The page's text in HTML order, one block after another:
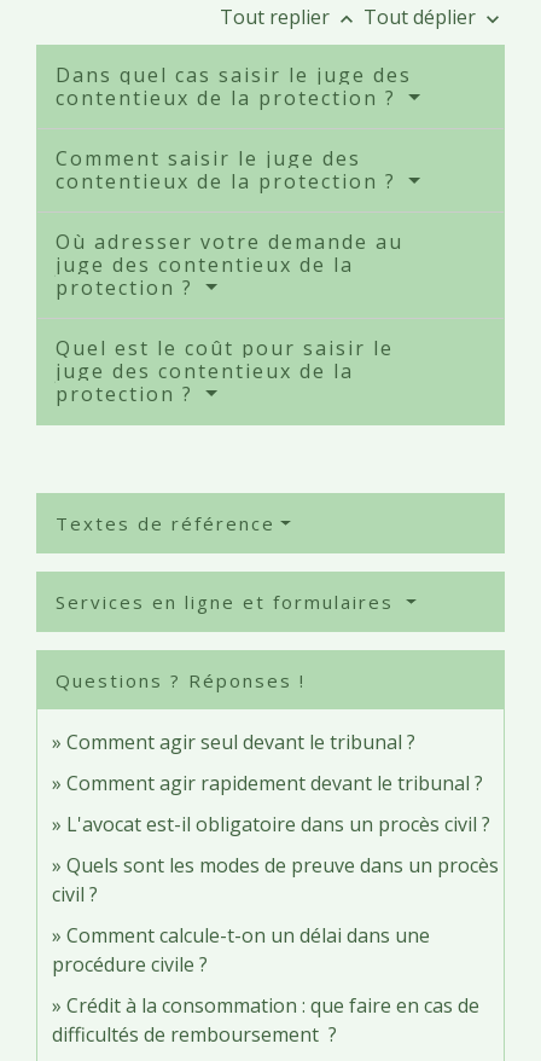
Tout replier keyboard_arrow_up Tout déplier keyboard_arrow_down
Dans quel cas saisir le juge des
contentieux de la protection ?
Comment saisir le juge des
contentieux de la protection ?
Où adresser votre demande au
juge des contentieux de la
protection ?
Quel est le coût pour saisir le
juge des contentieux de la
protection ?
Textes de référence
Services en ligne et formulaires
Questions ? Réponses !
Comment agir seul devant le tribunal ?
Comment agir rapidement devant le tribunal ?
L'avocat est-il obligatoire dans un procès civil ?
Quels sont les modes de preuve dans un procès
civil ?
Comment calcule-t-on un délai dans une
procédure civile ?
Crédit à la consommation : que faire en cas de
difficultés de remboursement ?